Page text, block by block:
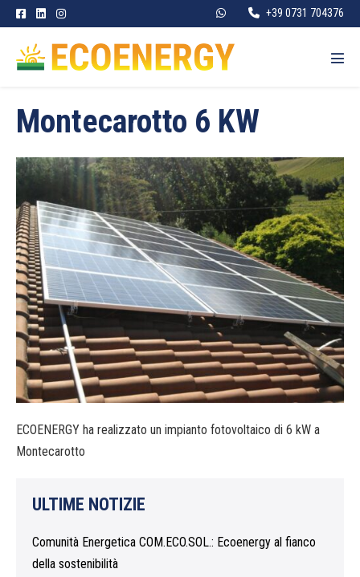
Salta
al
contenuto
+39 0731 704376
Montecarotto 6 KW
ECOENERGY ha realizzato un impianto fotovoltaico di 6 kW a
Montecarotto
ULTIME NOTIZIE
Comunità Energetica COM.ECO.SOL.: Ecoenergy al fianco
della sostenibilità